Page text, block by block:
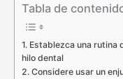
Tabla de
1. Establezca una
hilo dental
2. Considere usar un